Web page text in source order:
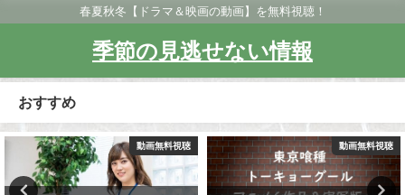
春夏秋冬【ドラマ＆映画の動画】を無料視聴！
季節の見逃せない情報
おすすめ
動画無料視聴 動画無料視聴